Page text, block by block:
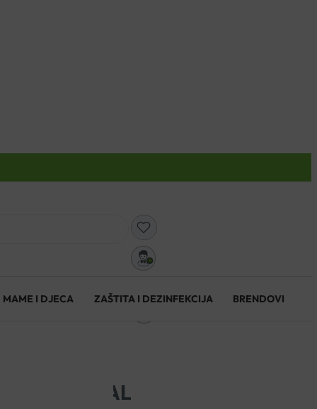
MAME I DJECA ZAŠTITA I DEZINFEKCIJA BRENDOVI
A60 KAL